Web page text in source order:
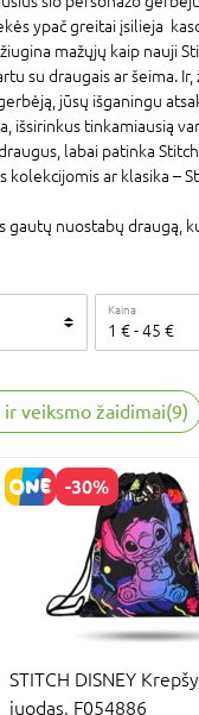
ypač greitai įsilieja
mažųjų kaip nauji
su draugais ar šeima.
jūsų išganingu
išsirinkus tinkamiausią
labai patinka
ar klasika –
gautų nuostabų draugą,
Kaina
1 €-45 €
ir veiksmo žaidimai(9)
-30%
STITCH DISNEY
juodas, F054886